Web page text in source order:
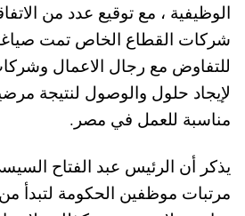
الوظيفية ، مع توقيع عدد من
شركات القطاع الخاص تمت
للتفاوض مع رجال الاعمال
لإيجاد حلول والوصول لنتيجة
مناسبة للعمل في مصر.
يذكر أن الرئيس عبد الفتاح